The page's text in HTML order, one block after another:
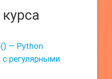
— Python
регулярными